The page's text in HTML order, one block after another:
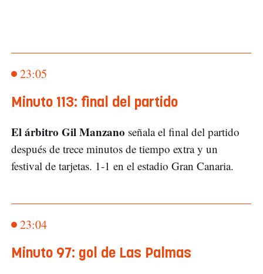
23:05
Minuto 113: final del partido
El árbitro Gil Manzano señala el final del partido
después de trece minutos de tiempo extra y un
festival de tarjetas. 1-1 en el estadio Gran Canaria.
23:04
Minuto 97: gol de Las Palmas